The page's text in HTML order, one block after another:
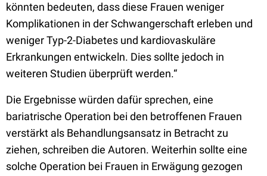
könnten bedeuten, dass diese Frauen weniger
Komplikationen in der Schwangerschaft erleben und
weniger Typ-2-Diabetes und kardiovaskuläre
Erkrankungen entwickeln. Dies sollte jedoch in
weiteren Studien überprüft werden.“
Die Ergebnisse würden dafür sprechen, eine
bariatrische Operation bei den betroffenen Frauen
verstärkt als Behandlungsansatz in Betracht zu
ziehen, schreiben die Autoren. Weiterhin sollte eine
solche Operation bei Frauen in Erwägung gezogen